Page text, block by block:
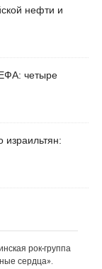
нефти и
четыре
израильтян:
рок-группа
сердца».